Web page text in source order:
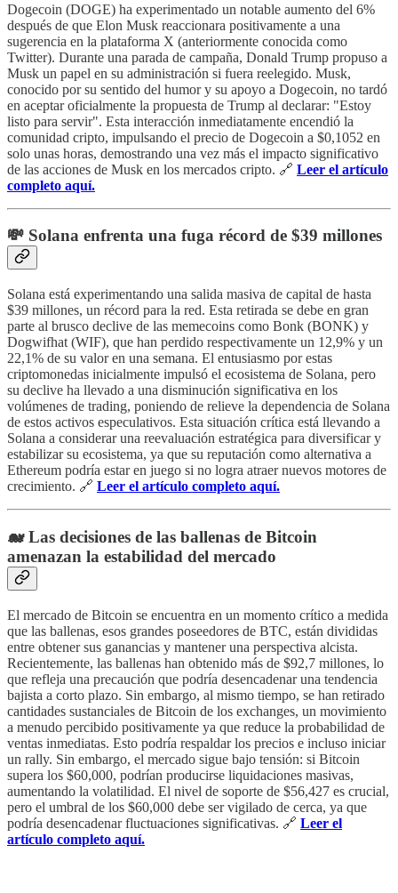
Dogecoin (DOGE) ha experimentado un notable aumento del 6%
después de que Elon Musk reaccionara positivamente a una
sugerencia en la plataforma X (anteriormente conocida como
Twitter). Durante una parada de campaña, Donald Trump propuso a
Musk un papel en su administración si fuera reelegido. Musk,
conocido por su sentido del humor y su apoyo a Dogecoin, no tardó
en aceptar oficialmente la propuesta de Trump al declarar: "Estoy
listo para servir". Esta interacción inmediatamente encendió la
comunidad cripto, impulsando el precio de Dogecoin a $0,1052 en
solo unas horas, demostrando una vez más el impacto significativo
de las acciones de Musk en los mercados cripto. 🔗 Leer el artículo
completo aquí.
💸 Solana enfrenta una fuga récord de $39 millones
Solana está experimentando una salida masiva de capital de hasta
$39 millones, un récord para la red. Esta retirada se debe en gran
parte al brusco declive de las memecoins como Bonk (BONK) y
Dogwifhat (WIF), que han perdido respectivamente un 12,9% y un
22,1% de su valor en una semana. El entusiasmo por estas
criptomonedas inicialmente impulsó el ecosistema de Solana, pero
su declive ha llevado a una disminución significativa en los
volúmenes de trading, poniendo de relieve la dependencia de Solana
de estos activos especulativos. Esta situación crítica está llevando a
Solana a considerar una reevaluación estratégica para diversificar y
estabilizar su ecosistema, ya que su reputación como alternativa a
Ethereum podría estar en juego si no logra atraer nuevos motores de
crecimiento. 🔗 Leer el artículo completo aquí.
🐋 Las decisiones de las ballenas de Bitcoin
amenazan la estabilidad del mercado
El mercado de Bitcoin se encuentra en un momento crítico a medida
que las ballenas, esos grandes poseedores de BTC, están divididas
entre obtener sus ganancias y mantener una perspectiva alcista.
Recientemente, las ballenas han obtenido más de $92,7 millones, lo
que refleja una precaución que podría desencadenar una tendencia
bajista a corto plazo. Sin embargo, al mismo tiempo, se han retirado
cantidades sustanciales de Bitcoin de los exchanges, un movimiento
a menudo percibido positivamente ya que reduce la probabilidad de
ventas inmediatas. Esto podría respaldar los precios e incluso iniciar
un rally. Sin embargo, el mercado sigue bajo tensión: si Bitcoin
supera los $60,000, podrían producirse liquidaciones masivas,
aumentando la volatilidad. El nivel de soporte de $56,427 es crucial,
pero el umbral de los $60,000 debe ser vigilado de cerca, ya que
podría desencadenar fluctuaciones significativas. 🔗 Leer el
artículo completo aquí.